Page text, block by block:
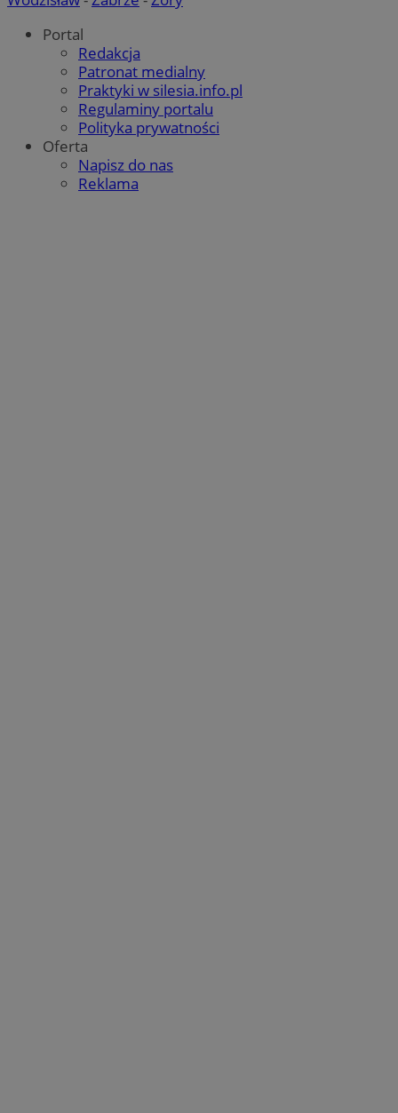
Portal
Redakcja
Patronat medialny
Praktyki w silesia.info.pl
Regulaminy portalu
Polityka prywatności
Oferta
Napisz do nas
Reklama